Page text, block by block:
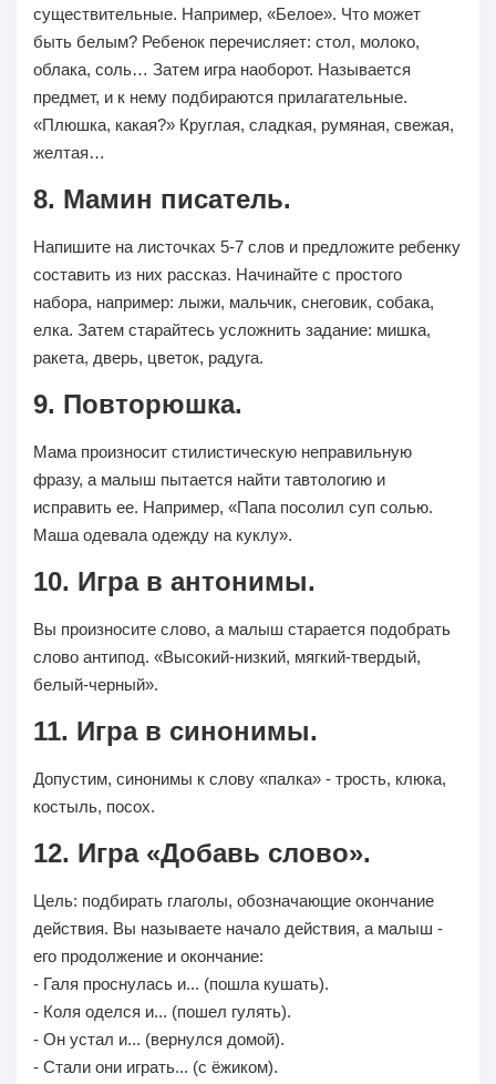
существительные. Например, «Белое». Что может
быть белым? Ребенок перечисляет: стол, молоко,
облака, соль… Затем игра наоборот. Называется
предмет, и к нему подбираются прилагательные.
«Плюшка, какая?» Круглая, сладкая, румяная, свежая,
желтая…
8. Мамин писатель.
Напишите на листочках 5-7 слов и предложите ребенку
составить из них рассказ. Начинайте с простого
набора, например: лыжи, мальчик, снеговик, собака,
елка. Затем старайтесь усложнить задание: мишка,
ракета, дверь, цветок, радуга.
9. Повторюшка.
Мама произносит стилистическую неправильную
фразу, а малыш пытается найти тавтологию и
исправить ее. Например, «Папа посолил суп солью.
Маша одевала одежду на куклу».
10. Игра в антонимы.
Вы произносите слово, а малыш старается подобрать
слово антипод. «Высокий-низкий, мягкий-твердый,
белый-черный».
11. Игра в синонимы.
Допустим, синонимы к слову «палка» - трость, клюка,
костыль, посох.
12. Игра «Добавь слово».
Цель: подбирать глаголы, обозначающие окончание
действия. Вы называете начало действия, а малыш -
его продолжение и окончание:
- Галя проснулась и... (пошла кушать).
- Коля оделся и... (пошел гулять).
- Он устал и... (вернулся домой).
- Стали они играть... (с ёжиком).